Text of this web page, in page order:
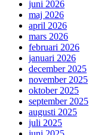
juni 2026
maj 2026
april 2026
mars 2026
februari 2026
januari 2026
december 2025
november 2025
oktober 2025
september 2025
augusti 2025
juli 2025